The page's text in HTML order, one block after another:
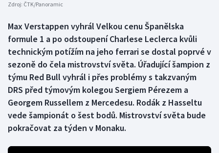
Box
Curling
Dostihy
Florbal
Futsal
Zdroj: ČTK/Panoramic
Max Verstappen vyhrál Velkou cenu Španělska
formule 1 a po odstoupení Charlese Leclerca kvůli
technickým potížím na jeho ferrari se dostal poprvé v
sezoně do čela mistrovství světa. Úřadující šampion z
týmu Red Bull vyhrál i přes problémy s takzvaným
DRS před týmovým kolegou Sergiem Pérezem a
Georgem Russellem z Mercedesu. Rodák z Hasseltu
vede šampionát o šest bodů. Mistrovství světa bude
pokračovat za týden v Monaku.